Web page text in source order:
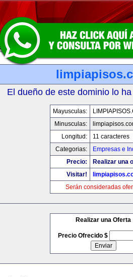
El dueño de este dominio lo
Mayusculas:
Minusculas:
Longitud:
11 caracteres
Categorias:
Empresas e
Precio:
Realizar una
Visitar!
Serán consideradas
Realizar una Oferta
Precio Ofrecido $